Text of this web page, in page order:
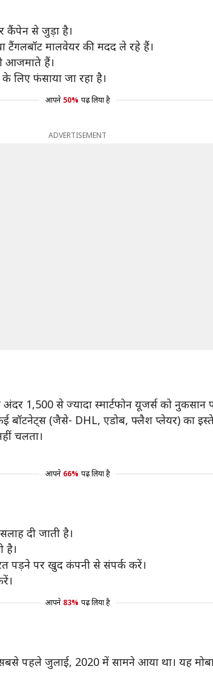
कैंपेन से जुड़ा है।
टैंगलबॉट मालवेयर की मदद ले रहे हैं।
आजमाते हैं।
लिए फंसाया जा रहा है।
आपने 50% पढ़ लिया है
ADVERTISEMENT
1,500 से ज्यादा स्मार्टफोन यूजर्स को नुकसान
बॉटनेट्स (जैसे- DHL, एडोब, फ्लैश प्लेयर) का
चलता।
आपने 66% पढ़ लिया है
दी जाती है।
है।
पड़ने पर खुद कंपनी से संपर्क करें।
आपने 83% पढ़ लिया है
पहले जुलाई, 2020 में सामने आया था। यह